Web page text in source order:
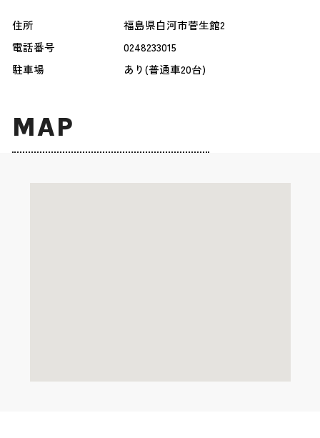
住所
福島県白河市菅生館2
電話番号
0248233015
駐車場
あり(普通車20台)
MAP